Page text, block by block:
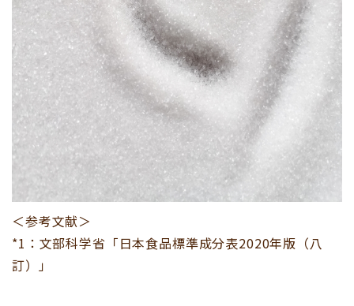
＜参考文献＞
*1：文部科学省「日本食品標準成分表2020年版（八
訂）」